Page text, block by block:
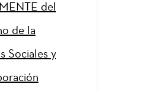
del
de la
Sociales y